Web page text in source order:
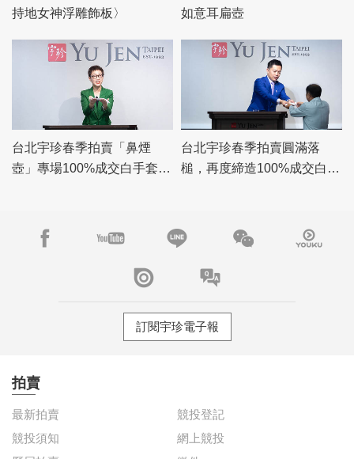
持地女神浮雕飾板〉
如意耳扁壺
台北宇珍春季拍賣「鼻煙
壺」專場100%成交白手套，
台北宇珍春季拍賣圓滿落
槌，再度締造100%成交白手
訂閱宇珍電子報
拍賣
最新拍賣
競投登記
競投須知
網上競投